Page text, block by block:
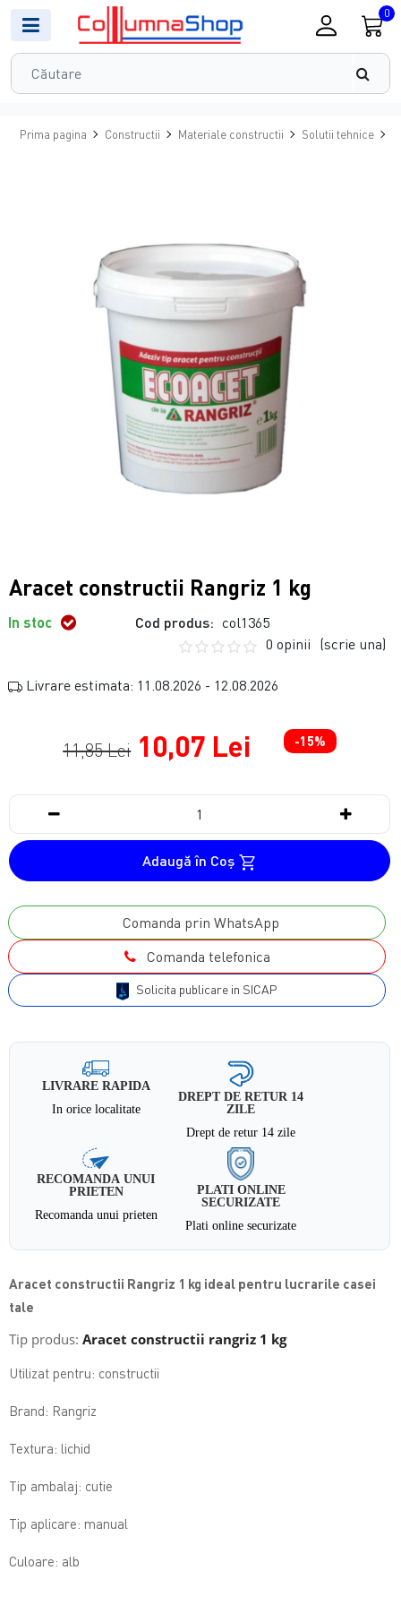
0
Prima pagina Constructii Materiale constructii Solutii tehnice
Aracet constructii Rangriz 1 kg
In stoc Cod produs: col1365
0 opinii (scrie una)
Livrare estimata: 11.08.2026 - 12.08.2026
11,85 Lei 10,07 Lei -15%
Adaugă în Coş
Comanda prin WhatsApp
Comanda telefonica
Solicita publicare in SICAP
LIVRARE RAPIDA
In orice localitate
DREPT DE RETUR 14
ZILE
Drept de retur 14 zile
RECOMANDA UNUI
PRIETEN
Recomanda unui prieten
PLATI ONLINE
SECURIZATE
Plati online securizate
Aracet constructii Rangriz 1 kg ideal pentru lucrarile casei
tale
Tip produs: Aracet constructii rangriz 1 kg
Utilizat pentru: constructii
Brand: Rangriz
Textura: lichid
Tip ambalaj: cutie
Tip aplicare: manual
Culoare: alb